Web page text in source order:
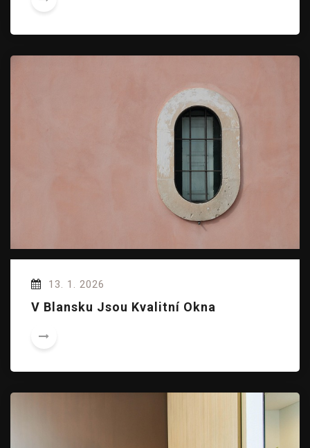
13. 1. 2026
V Blansku Jsou Kvalitní Okna